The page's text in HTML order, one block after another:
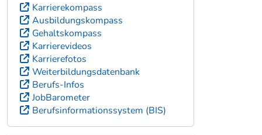
Karrierekompass
Ausbildungskompass
Gehaltskompass
Karrierevideos
Karrierefotos
Weiterbildungsdatenbank
Berufs-Infos
JobBarometer
Berufsinformationssystem (BIS)